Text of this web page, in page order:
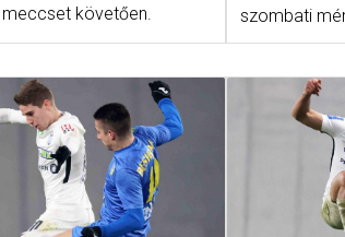
meccset követően.
szombati